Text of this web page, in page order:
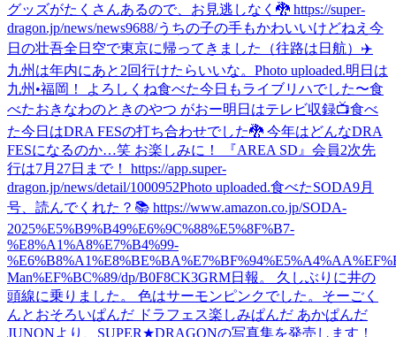
グッズがたくさんあるので、お見逃しなく🐉 https://super-
dragon.jp/news/news9688/うちの子の手もかわいいけどねえ 今
日の壮吾全日空で東京に帰ってきました（往路は日航）✈️
九州は年内にあと2回行けたらいいな。 Photo uploaded.明日は
九州•福岡！ よろしくね食べた今日もライブリハでした〜食
べたおきなわのときのやつ がおー明日はテレビ収録📺食べ
た今日はDRA FESの打ち合わせでした🐉 今年はどんなDRA
FESになるのか…笑 お楽しみに！ 『AREA SD』会員2次先
行は7月27日まで！ https://app.super-
dragon.jp/news/detail/1000952Photo uploaded.食べたSODA9月
号、読んでくれた？📚 https://www.amazon.co.jp/SODA-
2025%E5%B9%B49%E6%9C%88%E5%8F%B7-
%E8%A1%A8%E7%B4%99-
Man%EF%BC%89/dp/B0F8CK3GRM日報。 久しぶりに井の
頭線に乗りました。 色はサーモンピンクでした。 そーごく
んとおそろいぱんだ ドラフェス楽しみぱんだ あかぱんだ
JUNONより、SUPER★DRAGONの写真集を発売します！